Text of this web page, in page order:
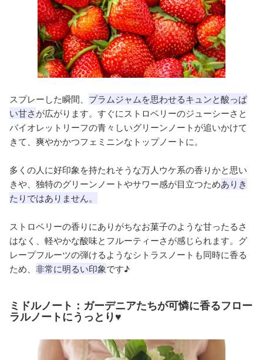
スプレーした瞬間、 プラムジャムを思わせるキュンと酸っぱ
い甘さ が広がります。すぐにストロベリーのジューシーさと
バイオレットリーフの青々しいグリーンノートが追いかけて
きて、爽やかかつフェミニンなトップノートに。
多くの人に好印象を持たれそうな万人ウケ系の香りかと思い
きや、独特のグリーンノートやサワー感が目立つためありき
たりではありません。
ストロベリーの香りにありがちなお菓子のような甘ったるさ
はなく、軽やかな酸味とフルーティーさが感じられます。グ
レープフルーツの弾けるようなシトラスノートも同時に香る
ため、 非常に明るい印象です♪
ミドルノート：ガーデニアたちが可憐に香るフロー
ラルノートにうっとり♥